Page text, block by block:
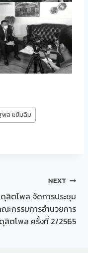
ล แย้มฉิม
NEXT
สิตโพล จัดการประชุม
ะกรรมการอำนวยการ
สิตโพล ครั้งที่ 2/2565